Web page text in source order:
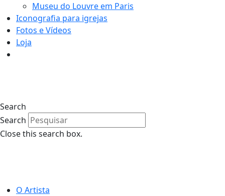
Museu do Louvre em Paris
Iconografia para igrejas
Fotos e Vídeos
Loja
Search
Search
Close this search box.
O Artista